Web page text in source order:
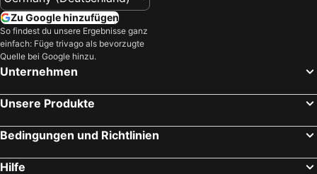
Zu Google hinzufügen
So findest du unsere Ergebnisse ganz
einfach: Füge trivago als bevorzugte
Quelle bei Google hinzu.
Unternehmen
Unsere Produkte
Bedingungen und Richtlinien
Hilfe